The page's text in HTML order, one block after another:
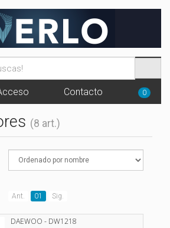
Contacto 0
(8 art.)
Ant. 01 Sig.
DAEWOO - DW1218